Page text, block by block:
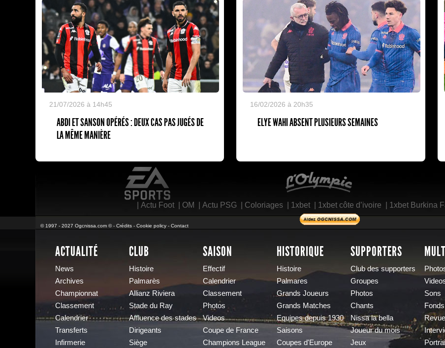
21/07/2026 à 14h45
ABDI ET SANSON OPÉRÉS : DEUX CAS PAS JUGÉS DE
LA MÊME MANIÈRE
16/02/2026 à 20h35
ELYE WAHI ABSENT PLUSIEURS SEMAINES
Actu Foot| OM Actu PSG| Coloriages| 1xbet| 1xbet côte d’ivoire 1xbet Burkina
© 1997 - 2027 Ogcnissa.com © - Crédits - Cookie policy - Contact
ACTUALITÉ
News
Archives
Championnat
Classement
Calendrier
Transferts
Infirmerie
CLUB
Histoire
Palmarès
Allianz Riviera
Stade du Ray
Affluence des stades
Dirigeants
Siège
SAISON
Effectif
Calendrier
Classement
Photos
Videos
Coupe de France
Champions League
HISTORIQUE
Histoire
Palmares
Grands Joueurs
Grands Matches
Equipes depuis 1930
Saisons
Coupes d'Europe
SUPPORTERS
Club des supporters
Groupes
Photos
Chants
Nissa la bella
Joueur du mois
Jeux
Sons